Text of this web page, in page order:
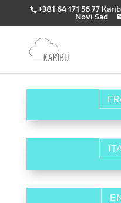
+381 64 171 56 77
Novi Sad